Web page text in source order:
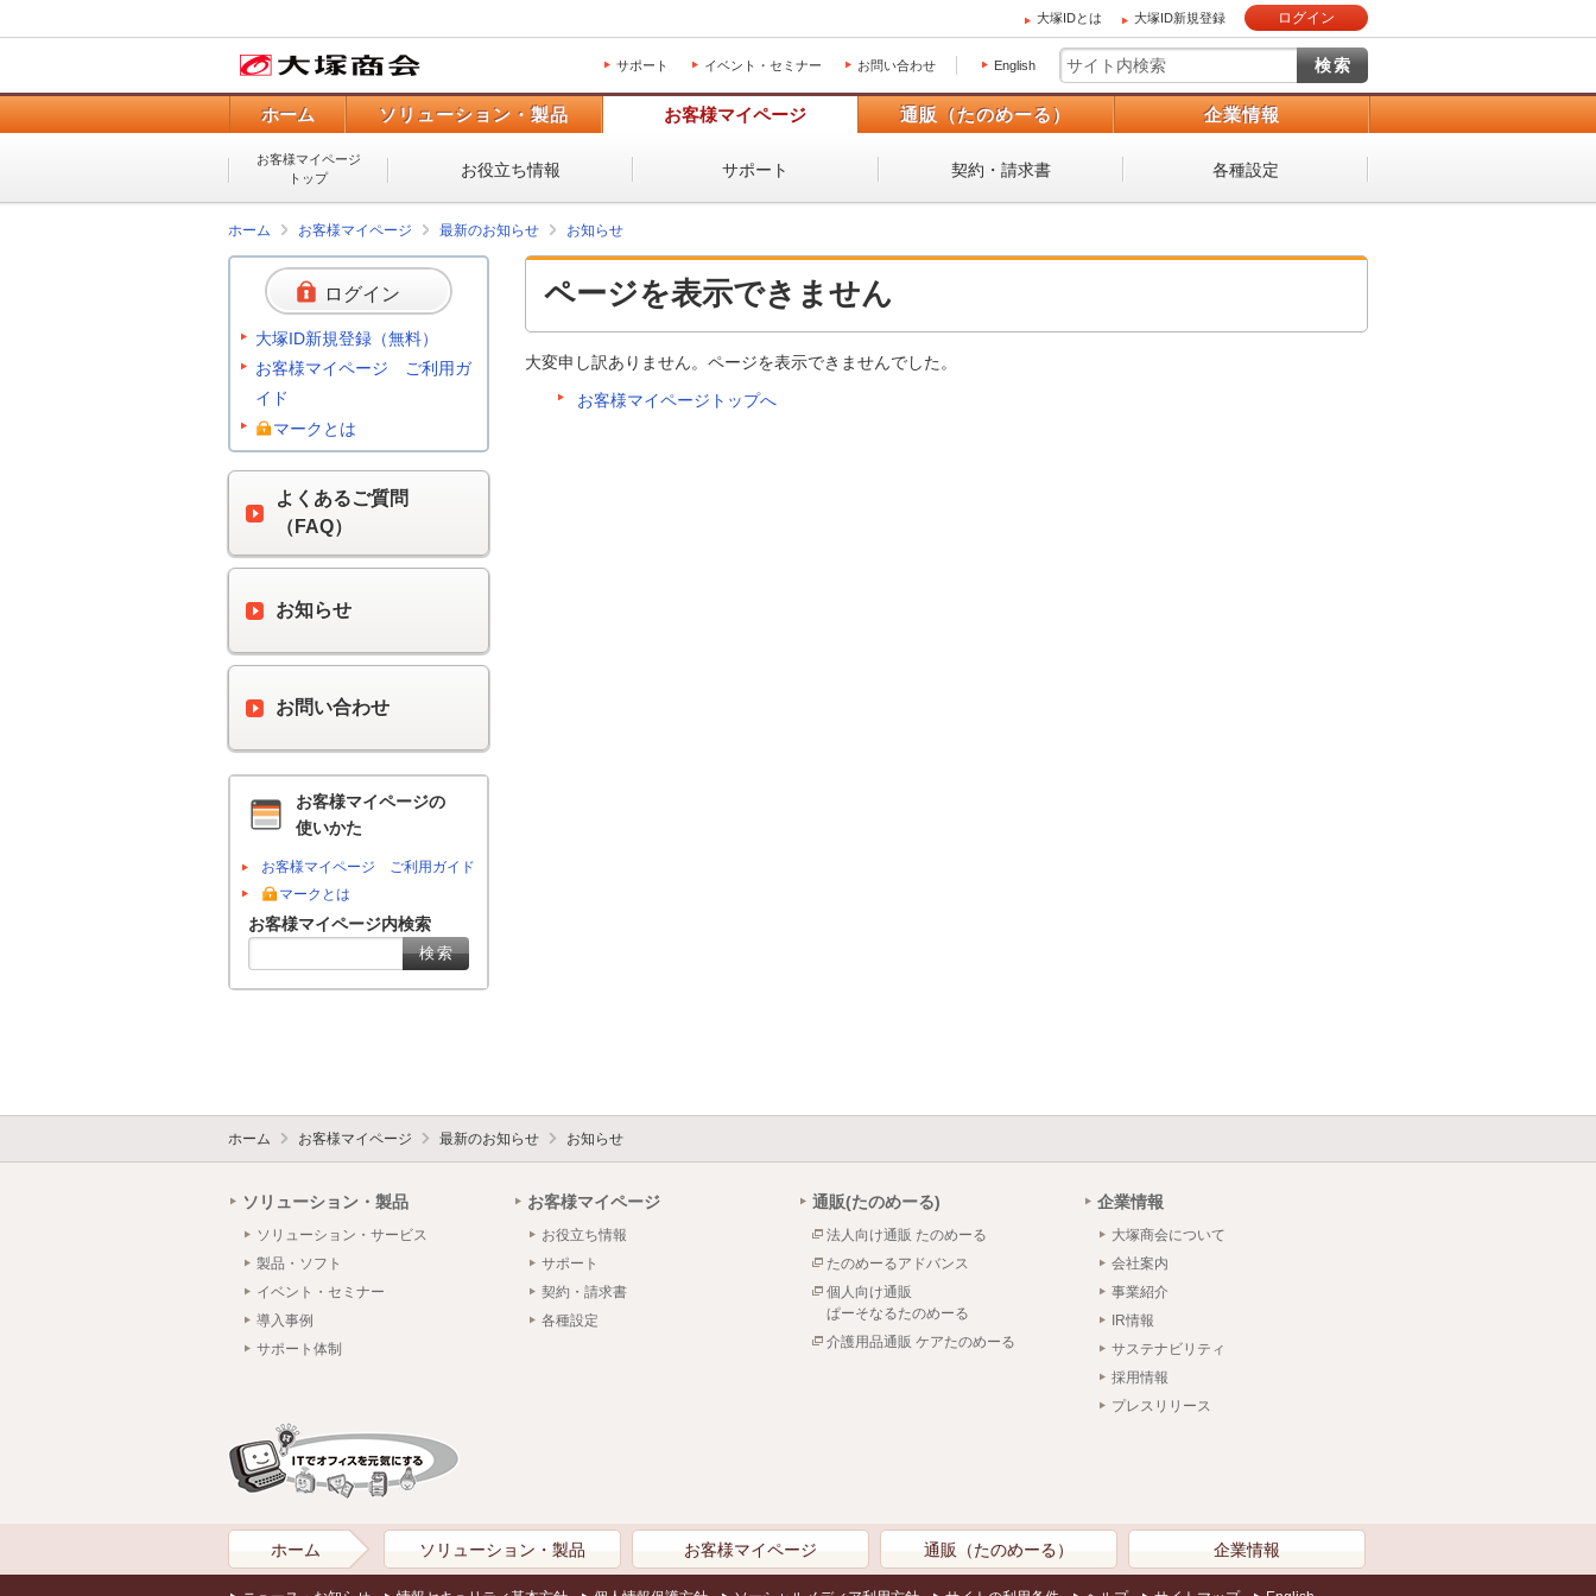
大塚IDとは 大塚ID新規登録 ログイン
サポート イベント・セミナー お問い合わせ English
ホーム ソリューション・製品 お客様マイページ 通販（たのめーる） 企業情報
お客様マイページ
トップ
お役立ち情報 サポート 契約・請求書 各種設定
ホーム お客様マイページ 最新のお知らせ お知らせ
ページを表示できません
大変申し訳ありません。ページを表示できませんでした。
お客様マイページトップへ
ログイン
大塚ID新規登録（無料）
お客様マイページ ご利用ガ
イド
マークとは
よくあるご質問
（FAQ）
お知らせ
お問い合わせ
お客様マイページの
使いかた
お客様マイページ ご利用ガイド
マークとは
お客様マイページ内検索
ホーム お客様マイページ 最新のお知らせ お知らせ
ソリューション・製品
ソリューション・サービス
製品・ソフト
イベント・セミナー
導入事例
サポート体制
お客様マイページ
お役立ち情報
サポート
契約・請求書
各種設定
通販(たのめーる)
法人向け通販 たのめーる
たのめーるアドバンス
個人向け通販
ぱーそなるたのめーる
介護用品通販 ケアたのめーる
企業情報
大塚商会について
会社案内
事業紹介
IR情報
サステナビリティ
採用情報
プレスリリース
ホーム ソリューション・製品 お客様マイページ 通販（たのめーる） 企業情報